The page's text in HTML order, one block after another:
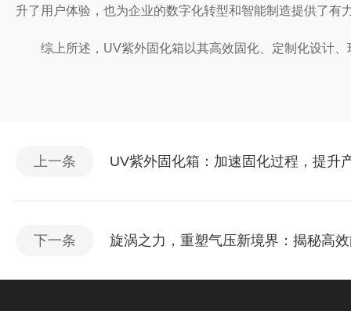
升了用户体验，也为企业的数字化转型和智能制造提供了有
综上所述，UV紫外固化箱以其高效固化、定制化设计、
上一条 UV紫外固化箱：加速固化过程，提升
下一条 旋涡之力，重塑气压新境界：揭秘高